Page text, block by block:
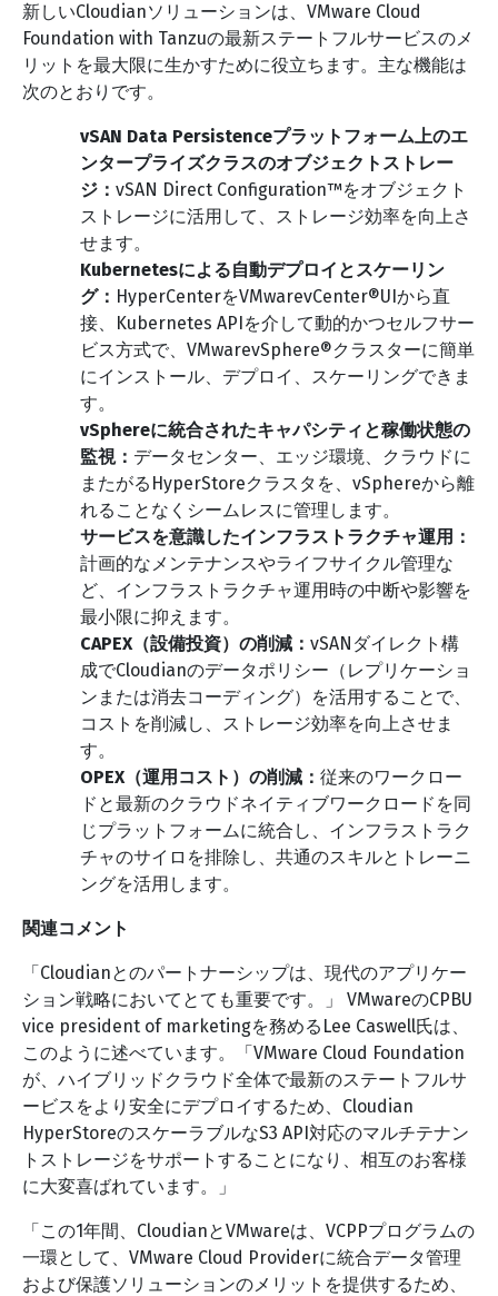
新しいCloudianソリューションは、VMware Cloud
Foundation with Tanzuの最新ステートフルサービスのメ
リットを最大限に生かすために役立ちます。主な機能は
次のとおりです。
vSAN Data Persistenceプラットフォーム上のエ
ンタープライズクラスのオブジェクトストレー
ジ： vSAN Direct Configuration™をオブジェクト
ストレージに活用して、ストレージ効率を向上さ
せます。
Kubernetesによる自動デプロイとスケーリン
グ： HyperCenterをVMwarevCenter®UIから直
接、Kubernetes APIを介して動的かつセルフサー
ビス方式で、VMwarevSphere®クラスターに簡単
にインストール、デプロイ、スケーリングできま
す。
vSphereに統合されたキャパシティと稼働状態の
監視： データセンター、エッジ環境、クラウドに
またがるHyperStoreクラスタを、vSphereから離
れることなくシームレスに管理します。
サービスを意識したインフラストラクチャ運用：
計画的なメンテナンスやライフサイクル管理な
ど、インフラストラクチャ運用時の中断や影響を
最小限に抑えます。
CAPEX（設備投資）の削減： vSANダイレクト構
成でCloudianのデータポリシー（レプリケーショ
ンまたは消去コーディング）を活用することで、
コストを削減し、ストレージ効率を向上させま
す。
OPEX（運用コスト）の削減： 従来のワークロー
ドと最新のクラウドネイティブワークロードを同
じプラットフォームに統合し、インフラストラク
チャのサイロを排除し、共通のスキルとトレーニ
ングを活用します。
関連コメント
「Cloudianとのパートナーシップは、現代のアプリケー
ション戦略においてとても重要です。」 VMwareのCPBU
vice president of marketingを務めるLee Caswell氏は、
このように述べています。「VMware Cloud Foundation
が、ハイブリッドクラウド全体で最新のステートフルサ
ービスをより安全にデプロイするため、Cloudian
HyperStoreのスケーラブルなS3 API対応のマルチテナン
トストレージをサポートすることになり、相互のお客様
に大変喜ばれています。」
「この1年間、CloudianとVMwareは、VCPPプログラムの
一環として、VMware Cloud Providerに統合データ管理
および保護ソリューションのメリットを提供するため、